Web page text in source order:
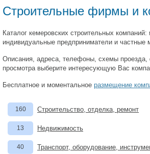
Строительные фирмы и
Каталог кемеровских строительных
индивидуальные предприниматели и частные
Описания, адреса, телефоны, схемы
просмотра выберите интересующую Вас
Бесплатное и моментальное размещение
160 Строительство, отделка, ремонт
13 Недвижимость
40 Транспорт, оборудование,